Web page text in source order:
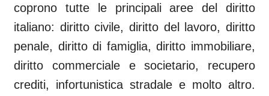
coprono tutte le principali aree del diritto
italiano: diritto civile, diritto del lavoro, diritto
penale, diritto di famiglia, diritto immobiliare,
diritto commerciale e societario, recupero
crediti, infortunistica stradale e molto altro.